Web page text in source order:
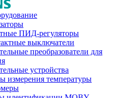
ПИД-регуляторы
выключатели
преобразователи для
устройства
измерения температуры